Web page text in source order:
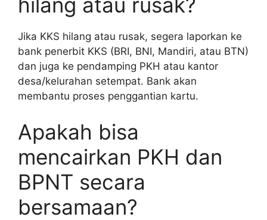
Jika KKS hilang atau rusak, segera laporkan ke
bank penerbit KKS (BRI, BNI, Mandiri, atau BTN)
dan juga ke pendamping PKH atau kantor
desa/kelurahan setempat. Bank akan
membantu proses penggantian kartu.
Apakah bisa
mencairkan PKH dan
BPNT secara
bersamaan?